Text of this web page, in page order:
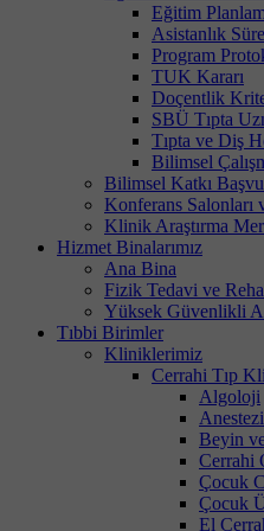
Eğitim
Asistanlık
Program
TUK Kararı
Doçentlik
SBÜ Tıpta
Tıpta ve Diş
Bilimsel
Bilimsel Katkı
Konferans Salonları
Klinik Araştırma
Hizmet Binalarımız
Ana Bina
Fizik Tedavi ve
Yüksek Güvenlikli
Tıbbi Birimler
Kliniklerimiz
Cerrahi Tıp
Algoloji
Beyin
Cerrahi
Çocuk
Çocuk
El